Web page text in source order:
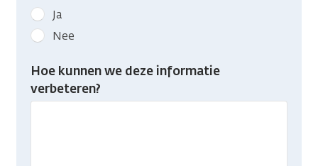
Geef
kanker.nl
feedback:
Heb
gevonden
Ja
Nee
Hoe kunnen we deze informatie
verbeteren?